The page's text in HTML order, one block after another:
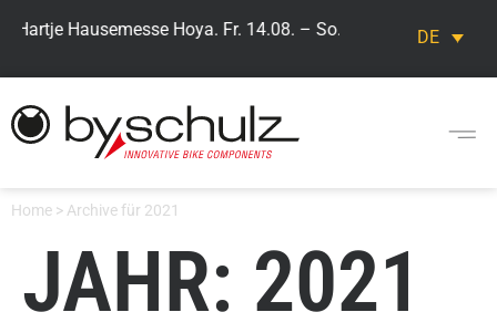
Hartje Hausemesse Hoya. Fr. 14.08. – So. 16.08. Besuchen
DE
Home > Archive für 2021
JAHR: 2021